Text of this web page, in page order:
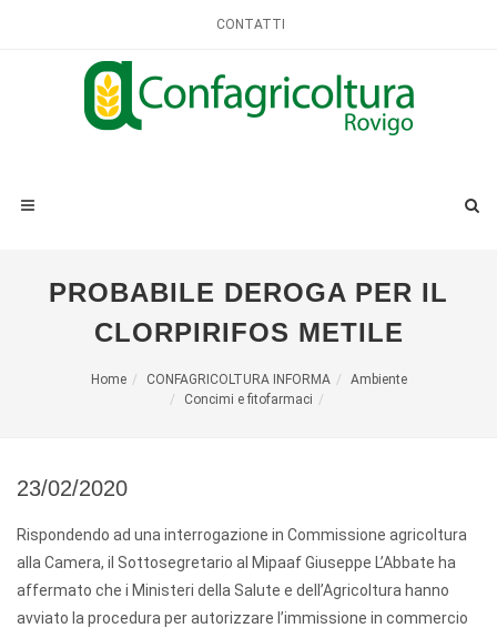
CONTATTI
PROBABILE DEROGA PER IL
CLORPIRIFOS METILE
Home CONFAGRICOLTURA INFORMA
Ambiente
Concimi e fitofarmaci
23/02/2020
Rispondendo ad una interrogazione in Commissione agricoltura
alla Camera, il Sottosegretario al Mipaaf Giuseppe L’Abbate ha
affermato che i Ministeri della Salute e dell’Agricoltura hanno
avviato la procedura per autorizzare l’immissione in commercio